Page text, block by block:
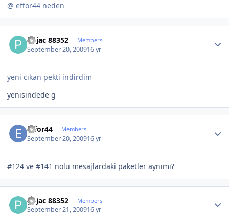
@ effor44 neden
pojac 88352 Members
September 20, 200916 yr
yeni cıkan pekti indirdim
yenisindede g
effor44 Members
September 20, 200916 yr
#124 ve #141 nolu mesajlardaki paketler aynımı?
pojac 88352 Members
September 21, 200916 yr